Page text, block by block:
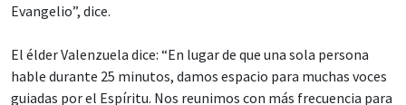
Evangelio”, dice.
El élder Valenzuela dice: “En lugar de que una sola persona
hable durante 25 minutos, damos espacio para muchas voces
guiadas por el Espíritu. Nos reunimos con más frecuencia para